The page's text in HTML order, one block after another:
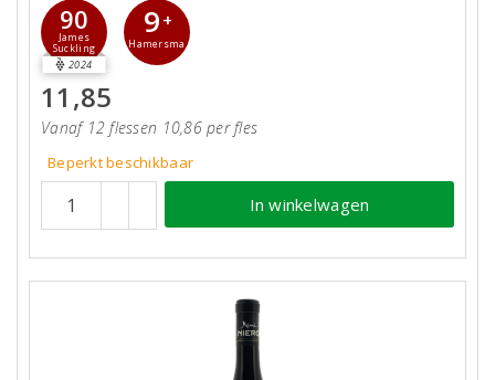
90
James
Suckling
2024
9 +
Hamersma
11,85
Vanaf 12 flessen 10,86 per fles
Beperkt beschikbaar
In winkelwagen